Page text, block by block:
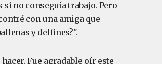
no conseguía trabajo. Pero
con una amiga que
y delfines?".
Fue agradable oír este